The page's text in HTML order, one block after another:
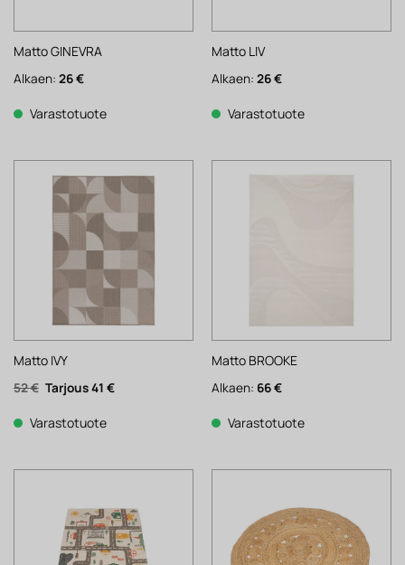
Matto GINEVRA
Alkaen: 26€
Varastotuote
Matto LIV
Alkaen: 26€
Varastotuote
Matto IVY
52€ Alkuperäinen
hinta
52 €.
41 €Nykyinen
Varastotuote
Matto BROOKE
Alkaen: 66€
Varastotuote